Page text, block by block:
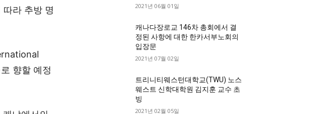
라 추방 명
향할 예정
2021년 06월 01일
캐나다장로교 146차 총회에서 결
정된 사항에 대한 한카서부노회의
입장문
2021년 07월 02일
트리니티웨스턴대학교(TWU) 노스
웨스트 신학대학원 김지훈 교수 초
빙
2021년 02월 05일